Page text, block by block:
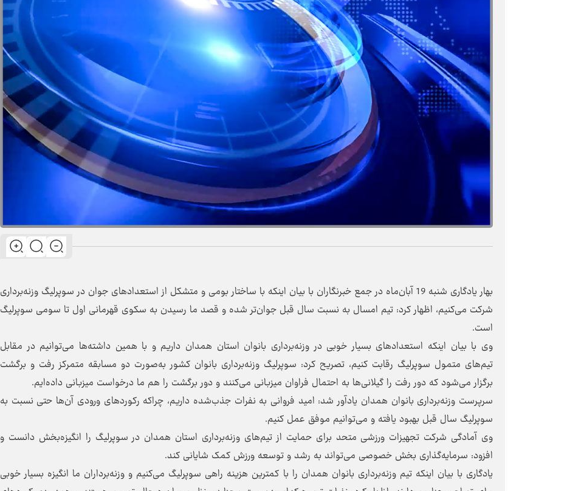
بهار یادگاری شنبه 19 آبان‌ماه در جمع خبرنگاران با بیان اینکه با ساختار بومی و متشکل از استعدادهای جوان در سوپرلیگ وزنه‌برداری
شرکت می‌کنیم، اظهار کرد: تیم امسال به نسبت سال قبل جوان‌تر شده و قصد ما رسیدن به سکوی قهرمانی اول تا سومی سوپرلیگ
است.
وی با بیان اینکه استعدادهای بسیار خوبی در وزنه‌برداری بانوان استان همدان داریم و با همین داشته‌ها می‌توانیم در مقابل
تیم‌های متمول سوپرلیگ رقابت کنیم، تصریح کرد: سوپرلیگ وزنه‌برداری بانوان کشور به‌صورت دو مسابقه متمرکز رفت و برگشت
برگزار می‌شود که دور رفت را گیلانی‌ها به احتمال فراوان میزبانی می‌کنند و دور برگشت را هم ما درخواست میزبانی داده‌ایم.
سرپرست وزنه‌برداری بانوان همدان یادآور شد: امید فروانی به نفرات جذب‌شده داریم، چراکه رکوردهای ورودی آن‌ها حتی نسبت به
سوپرلیگ سال قبل بهبود یافته و می‌توانیم موفق عمل کنیم.
وی آمادگی شرکت تجهیزات ورزشی متحد برای حمایت از تیم‌های وزنه‌برداری استان همدان در سوپرلیگ را انگیزه‌بخش دانست و
افزود: سرمایه‌گذاری بخش خصوصی می‌تواند به رشد و توسعه ورزش کمک شایانی کند.
یادگاری با بیان اینکه تیم وزنه‌برداری بانوان همدان را با کمترین هزینه راهی سوپرلیگ می‌کنیم و وزنه‌برداران ما انگیزه بسیار خوبی